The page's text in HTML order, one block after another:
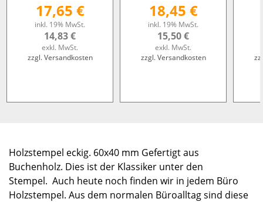
17,65 €
inkl. 19% MwSt.
14,83 €
exkl. MwSt.
zzgl. Versandkosten
18,45 €
inkl. 19% MwSt.
15,50 €
exkl. MwSt.
zzgl. Versandkosten
Holzstempel eckig. 60x40 mm Gefertigt aus
Buchenholz. Dies ist der Klassiker unter den
Stempel. Auch heute noch finden wir in jedem Büro
Holzstempel. Aus dem normalen Büroalltag sind diese